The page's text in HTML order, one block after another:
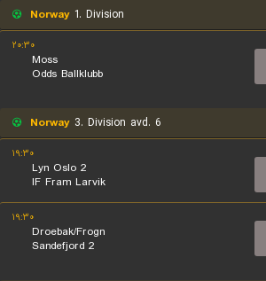
Norway 1. Division
۲۰:۳۰
Moss
Odds Ballklubb
Norway 3. Division avd. 6
۱۹:۳۰
Lyn Oslo 2
IF Fram Larvik
۱۹:۳۰
Droebak/Frogn
Sandefjord 2